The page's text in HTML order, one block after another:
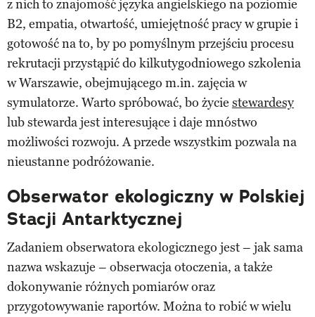
z nich to znajomość języka angielskiego na poziomie
B2, empatia, otwartość, umiejętność pracy w grupie i
gotowość na to, by po pomyślnym przejściu procesu
rekrutacji przystąpić do kilkutygodniowego szkolenia
w Warszawie, obejmującego m.in. zajęcia w
symulatorze. Warto spróbować, bo życie stewardesy
lub stewarda jest interesujące i daje mnóstwo
możliwości rozwoju. A przede wszystkim pozwala na
nieustanne podróżowanie.
Obserwator ekologiczny w Polskiej
Stacji Antarktycznej
Zadaniem obserwatora ekologicznego jest – jak sama
nazwa wskazuje – obserwacja otoczenia, a także
dokonywanie różnych pomiarów oraz
przygotowywanie raportów. Można to robić w wielu